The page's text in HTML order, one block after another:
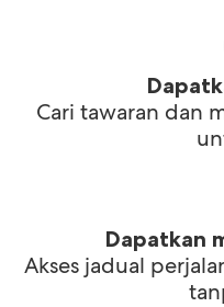
Cari tawaran dan
Dapatkan
Akses jadual